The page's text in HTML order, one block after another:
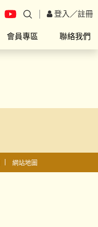
登入／註冊
會員專區 聯絡我們
網站地圖